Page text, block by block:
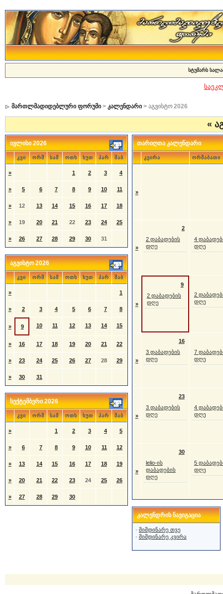
სტუმარს
მართლმადიდებლური ფორუმი> კალენდარი> აგვისტო 2026
«
ივლისი 2026
კვი ორშ სამ ოთხ ხუთ პარ შაბ
» 1 2 3 4
» 5 6 7 8 9 10 11
» 12 13 14 15 16 17 18
» 19 20 21 22 23 24 25
» 26 27 28 29 30 31
აგვისტო 2026
კვი ორშ სამ ოთხ ხუთ პარ შაბ
» 1
» 2 3 4 5 6 7 8
» 9 10 11 12 13 14 15
» 16 17 18 19 20 21 22
» 23 24 25 26 27 28 29
» 30 31
სექტემბერი 2026
კვი ორშ სამ ოთხ ხუთ პარ შაბ
» 1 2 3 4 5
» 6 7 8 9 10 11 12
» 13 14 15 16 17 18 19
» 20 21 22 23 24 25 26
» 27 28 29 30
თარიღთა კალენდარი
კვირა ორშაბათი
»
»
2
2 დაბადების
დღე
4
დღე
»
9
2 დაბადების
დღე
2
დღე
»
16
3 დაბადების
დღე
7
დღე
»
23
3 დაბადების
დღე
4
დღე
»
30
lelio-ის
დაბადების
დღე
5
დღე
კალენდრის ნავიგაცია
· მიმდინარე თვე
· მიმდინარე კვირა